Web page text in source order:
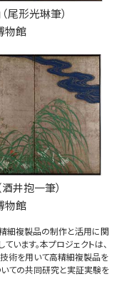
尾形光琳筆）
物館
井抱一筆）
物館
細複製品の制作と活用に関
います。本プロジェクトは、
技術を用いて高精細複製品を
ての共同研究と実証実験を